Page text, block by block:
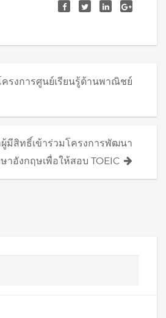
รงการศูนย์เรียนรู้ด้านพาณิชย์
มีสิทธิ์เข้าร่วมโครงการพัฒนา
าอังกฤษเพื่อให้สอบ TOEIC